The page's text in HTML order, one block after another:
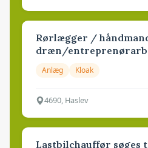
Rørlægger /
dræn/
Anlæg Kloak
4690, Haslev
Lastbilchauffør søges